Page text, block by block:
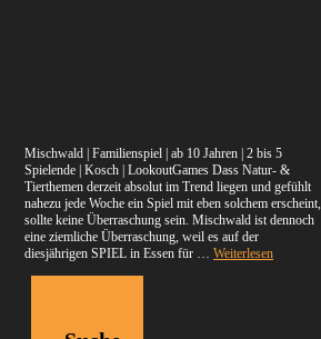
Mischwald | Familienspiel | ab 10 Jahren | 2 bis 5
Spielende | Kosch | LookoutGames Dass Natur- &
Tierthemen derzeit absolut im Trend liegen und gefühlt
nahezu jede Woche ein Spiel mit eben solchem erscheint,
sollte keine Überraschung sein. Mischwald ist dennoch
eine ziemliche Überraschung, weil es auf der
diesjährigen SPIEL in Essen für …Weiterlesen